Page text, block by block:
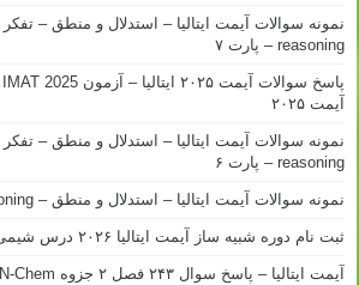
reasoning – پارت ۷
آیمت ۲۰۲۵
reasoning – پارت ۶
نمونه سوالات آیمت ایتالیا – استدلال و منطق – Logical reasoning – پارت ۵
ثبت نام دوره شبیه ساز آیمت ایتالیا ۲۰۲۶ درس شیمی IMAT استاد نباتی